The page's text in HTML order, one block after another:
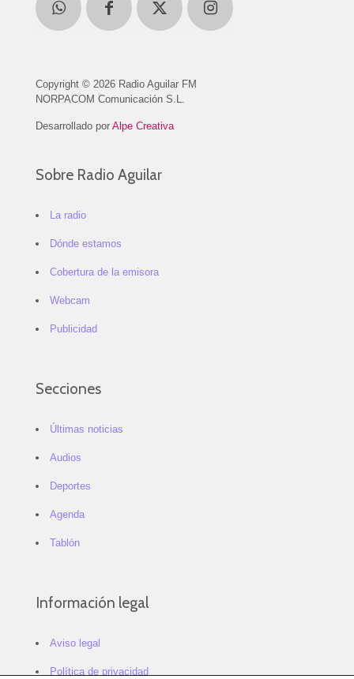
Copyright © 2026 Radio Aguilar FM
NORPACOM Comunicación S.L.
Desarrollado por Alpe Creativa
Sobre Radio Aguilar
La radio
Dónde estamos
Cobertura de la emisora
Webcam
Publicidad
Secciones
Últimas noticias
Audios
Deportes
Agenda
Tablón
Información legal
Aviso legal
Política de privacidad